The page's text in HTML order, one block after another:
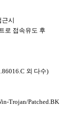
시
로 접속유도 후
외 다수)
Trojan/Patched.BK